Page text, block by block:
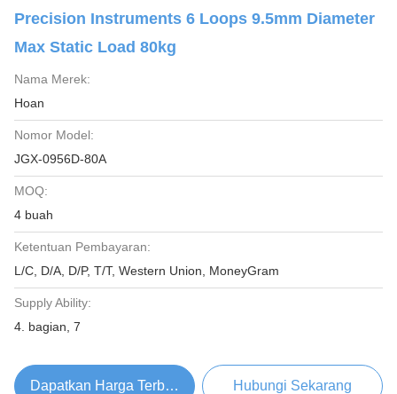
Precision Instruments 6 Loops 9.5mm Diameter
Max Static Load 80kg
Nama Merek:
Hoan
Nomor Model:
JGX-0956D-80A
MOQ:
4 buah
Ketentuan Pembayaran:
L/C, D/A, D/P, T/T, Western Union, MoneyGram
Supply Ability:
4. bagian, 7
Dapatkan Harga Terbaik Hubungi Sekarang